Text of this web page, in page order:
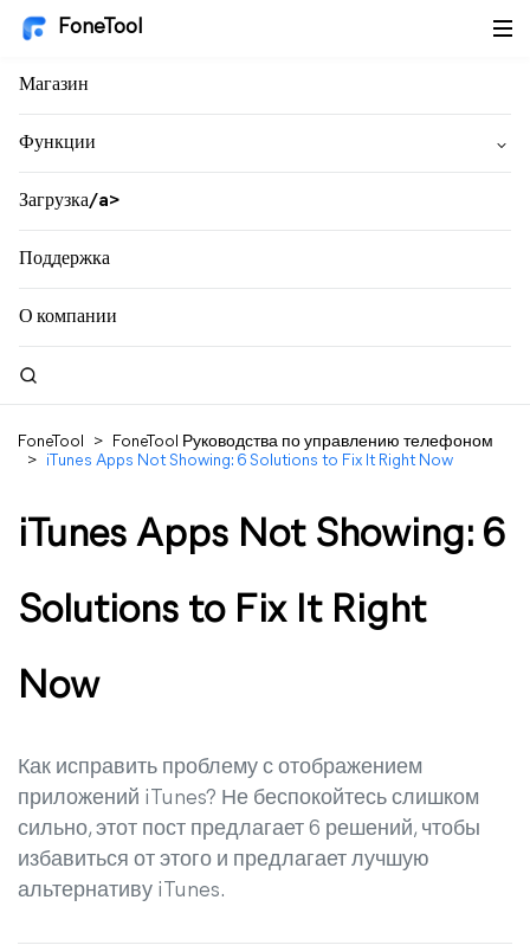
FoneTool
Магазин
Функции
Загрузка/a>
Поддержка
О компании
FoneTool > FoneTool Руководства по управлению телефоном
> iTunes Apps Not Showing: 6 Solutions to Fix It Right Now
iTunes Apps Not Showing: 6
Solutions to Fix It Right
Now
Как исправить проблему с отображением
приложений iTunes? Не беспокойтесь слишком
сильно, этот пост предлагает 6 решений, чтобы
избавиться от этого и предлагает лучшую
альтернативу iTunes.